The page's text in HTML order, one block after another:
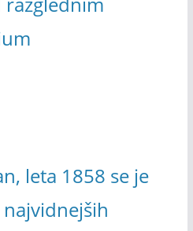
leta 1858 se je